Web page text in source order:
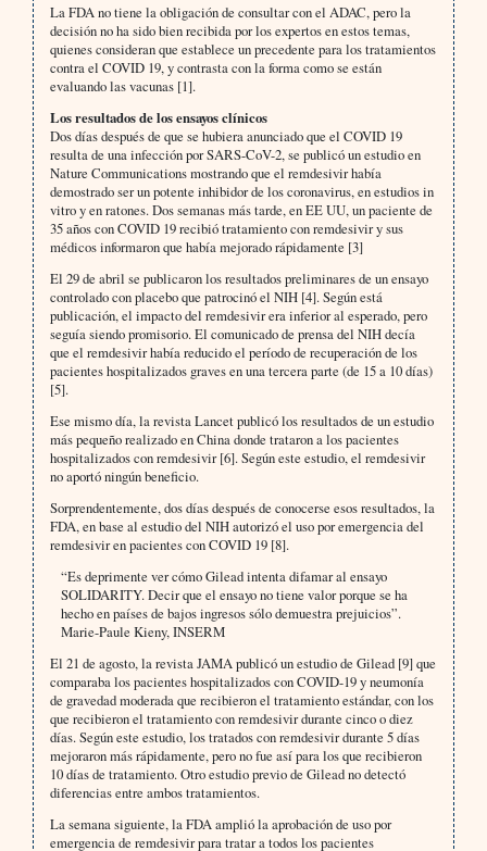
La FDA no tiene la obligación de consultar con el ADAC, pero la
decisión no ha sido bien recibida por los expertos en estos temas,
quienes consideran que establece un precedente para los tratamientos
contra el COVID 19, y contrasta con la forma como se están
evaluando las vacunas [1].
Los resultados de los ensayos clínicos
Dos días después de que se hubiera anunciado que el COVID 19
resulta de una infección por SARS-CoV-2, se publicó un estudio en
Nature Communications mostrando que el remdesivir había
demostrado ser un potente inhibidor de los coronavirus, en estudios in
vitro y en ratones. Dos semanas más tarde, en EE UU, un paciente de
35 años con COVID 19 recibió tratamiento con remdesivir y sus
médicos informaron que había mejorado rápidamente [3]
El 29 de abril se publicaron los resultados preliminares de un ensayo
controlado con placebo que patrocinó el NIH [4]. Según está
publicación, el impacto del remdesivir era inferior al esperado, pero
seguía siendo promisorio. El comunicado de prensa del NIH decía
que el remdesivir había reducido el período de recuperación de los
pacientes hospitalizados graves en una tercera parte (de 15 a 10 días)
[5].
Ese mismo día, la revista Lancet publicó los resultados de un estudio
más pequeño realizado en China donde trataron a los pacientes
hospitalizados con remdesivir [6]. Según este estudio, el remdesivir
no aportó ningún beneficio.
Sorprendentemente, dos días después de conocerse esos resultados, la
FDA, en base al estudio del NIH autorizó el uso por emergencia del
remdesivir en pacientes con COVID 19 [8].
“Es deprimente ver cómo Gilead intenta difamar al ensayo
SOLIDARITY. Decir que el ensayo no tiene valor porque se ha
hecho en países de bajos ingresos sólo demuestra prejuicios”.
Marie-Paule Kieny, INSERM
El 21 de agosto, la revista JAMA publicó un estudio de Gilead [9] que
comparaba los pacientes hospitalizados con COVID-19 y neumonía
de gravedad moderada que recibieron el tratamiento estándar, con los
que recibieron el tratamiento con remdesivir durante cinco o diez
días. Según este estudio, los tratados con remdesivir durante 5 días
mejoraron más rápidamente, pero no fue así para los que recibieron
10 días de tratamiento. Otro estudio previo de Gilead no detectó
diferencias entre ambos tratamientos.
La semana siguiente, la FDA amplió la aprobación de uso por
emergencia de remdesivir para tratar a todos los pacientes